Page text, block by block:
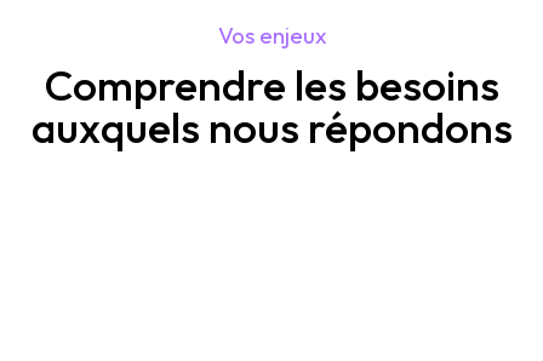
Vos enjeux
Comprendre les besoins
auxquels nous répondons